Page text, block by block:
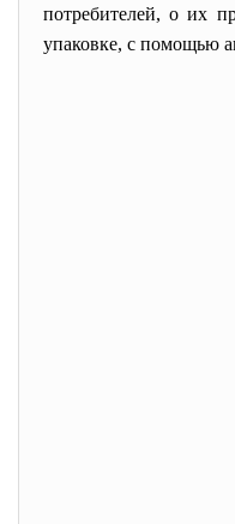
потребителей, о их
упаковке, c помощью